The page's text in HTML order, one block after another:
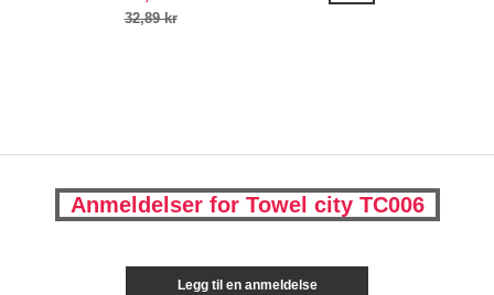
32,89 kr
Anmeldelser for Towel city TC006
Legg til en anmeldelse